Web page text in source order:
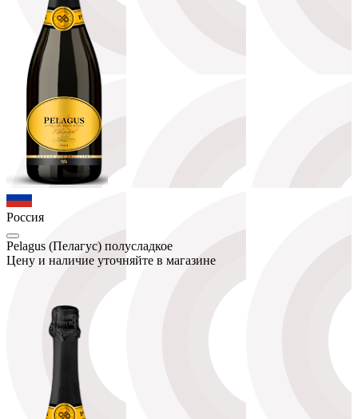
Россия
Pelagus (Пелагус) полусладкое
Цену и наличие уточняйте в магазине